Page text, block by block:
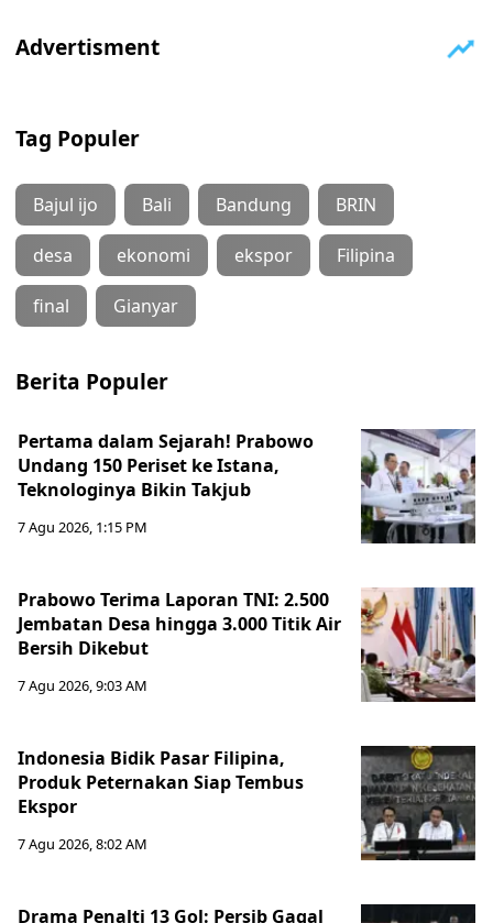
Tag Populer
Bajul ijo Bali Bandung BRIN
desa ekonomi ekspor Filipina
final Gianyar
Berita Populer
Pertama dalam Sejarah! Prabowo
Undang 150 Periset ke Istana,
Teknologinya Bikin Takjub
7 Agu 2026, 1:15 PM
Prabowo Terima Laporan TNI: 2.500
Jembatan Desa hingga 3.000 Titik Air
Bersih Dikebut
7 Agu 2026, 9:03 AM
Indonesia Bidik Pasar Filipina,
Produk Peternakan Siap Tembus
Ekspor
7 Agu 2026, 8:02 AM
Drama Penalti 13 Gol: Persib Gagal